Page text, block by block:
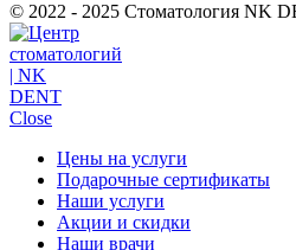
© 2022 - 2025 Стоматология NK
Close
Цены на услуги
Подарочные сертификаты
Наши услуги
Акции и скидки
Наши врачи